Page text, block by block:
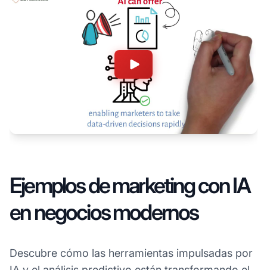
Ejemplos de marketing con IA
en negocios modernos
Descubre cómo las herramientas impulsadas por